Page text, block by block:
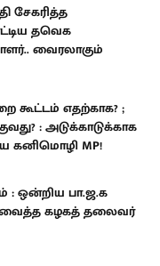
சேகரித்த
தவெக
வைரலாகும்
கூட்டம் எதற்காக? ;
: அடுக்காடுக்காக
கனிமொழி MP!
: ஒன்றிய பா.ஜ.க
வைத்த கழகத் தலைவர்